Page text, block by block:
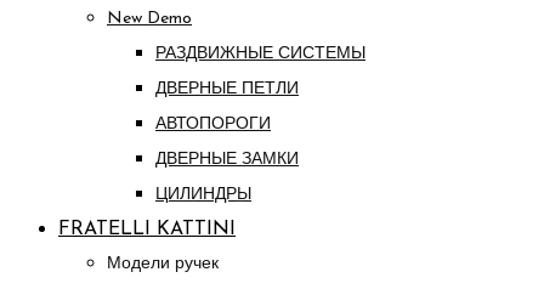
New Demo
РАЗДВИЖНЫЕ СИСТЕМЫ
ДВЕРНЫЕ ПЕТЛИ
АВТОПОРОГИ
ДВЕРНЫЕ ЗАМКИ
ЦИЛИНДРЫ
FRATELLI KATTINI
Модели ручек